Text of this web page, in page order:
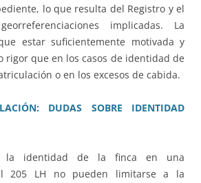
lo que resulta del Registro y el
implicadas. La
estar suficientemente motivada y
rigor que en los casos de identidad de
o en los excesos de cabida.
DUDAS SOBRE IDENTIDAD
la identidad de la finca en una
205 LH no pueden limitarse a la